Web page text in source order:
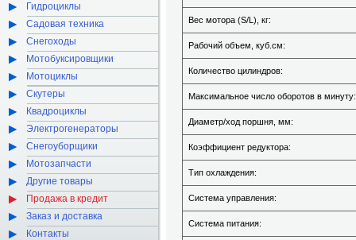
Вес мотора (S/L), кг:
Рабочий объем, куб.см:
Количество цилиндров:
Максимальное число оборотов в минуту:
Диаметр/ход поршня, мм:
Коэффициент редуктора:
Тип охлаждения:
Система управления:
Система питания:
Гидроциклы
Садовая техника
Снегоходы
Мотобуксировщики
Мотоциклы
Скутеры
Квадроциклы
Электрогенераторы
Снегоуборщики
Мотозапчасти
Другие товары
Продажа в кредит
Заказ и доставка
Контакты